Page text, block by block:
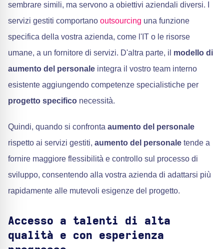
sembrare simili, ma servono a obiettivi aziendali diversi. I
servizi gestiti comportano outsourcing una funzione
specifica della vostra azienda, come l'IT o le risorse
umane, a un fornitore di servizi. D'altra parte, il modello di
aumento del personale integra il vostro team interno
esistente aggiungendo competenze specialistiche per
progetto specifico necessità.
Quindi, quando si confronta aumento del personale
rispetto ai servizi gestiti, aumento del personale tende a
fornire maggiore flessibilità e controllo sul processo di
sviluppo, consentendo alla vostra azienda di adattarsi più
rapidamente alle mutevoli esigenze del progetto.
Accesso a talenti di alta
qualità e con esperienza